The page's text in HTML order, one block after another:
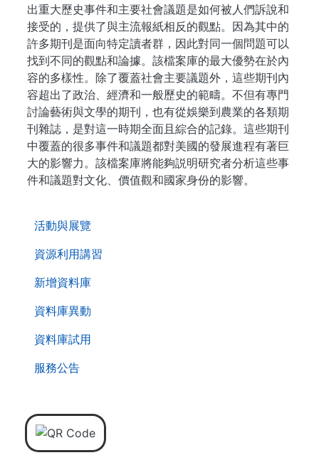
活動與展覽
資源利用講習
新增資料庫
資料庫異動
資料庫試用
服務公告
出重大歷史事件和主要社會議題是如何被人們訴說和
接受的，提供了與主流報紙相反的觀點。因為其中的
許多期刊是面向特定讀者群，因此對同一個問題可以
找到不同的觀點和論據。該檔案庫的最大優勢在於內
容的多樣性。除了覆蓋社會主要議題外，這些期刊內
容超出了政治、經濟和一般歷史的範疇。不但有專門
討論藝術與文學的期刊，也有從娛樂到農業的各類期
刊雜誌，是對這一時期全面且綜合的記錄。這些期刊
中覆蓋的很多事件和議題都對美國的發展進程有著巨
大的影響力。該檔案庫將能夠説明研究者分析這些事
件和議題對文化、價值觀和國家身份的影響。